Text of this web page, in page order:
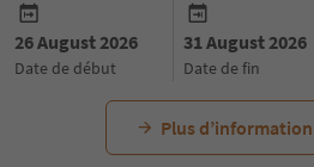
26 August 2026
date de début
31 August 2026
date de fin
Plus d’information